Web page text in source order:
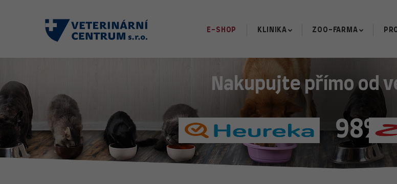
E-SHOP KLINIKA ZOO-FARMA
Nakupujte přímo od
98%